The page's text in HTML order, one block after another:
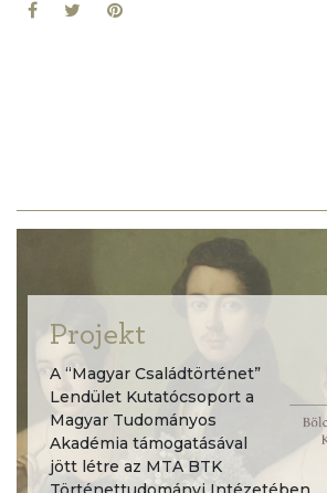
Projekt
A “Magyar Családtörténet”
Lendület Kutatócsoport a
Magyar Tudományos
Akadémia támogatásával
jött létre az MTA BTK